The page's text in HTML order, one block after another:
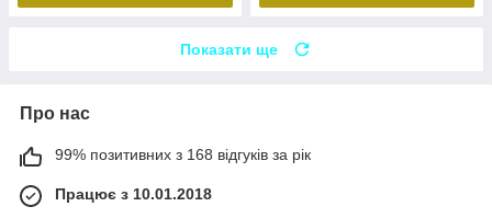
Показати ще
Про нас
99% позитивних з 168 відгуків за рік
Працює з 10.01.2018